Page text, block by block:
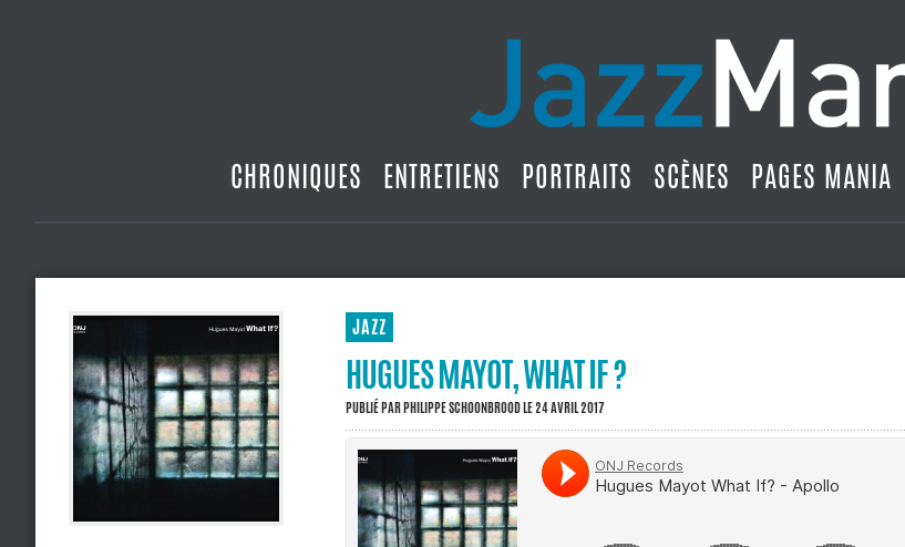
CHRONIQUES ENTRETIENS PORTRAITS SCÈNES PAGES MANIA
JAZZ
HUGUES MAYOT, WHAT IF ?
PUBLIÉ PARPHILIPPE SCHOONBROODLE 24 AVRIL 2017